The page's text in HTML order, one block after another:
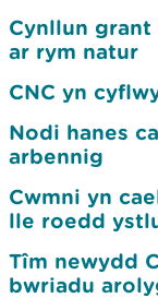
Cynllun grant
ar rym natur
CNC yn
Nodi hanes
arbennig
Cwmni yn
lle roedd
Tîm newydd
bwriadu